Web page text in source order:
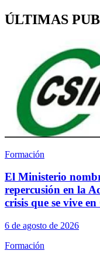
ÚLTIMAS
Formación
El Ministerio
repercusión en la
crisis que se vive
6 de agosto de 2026
Formación